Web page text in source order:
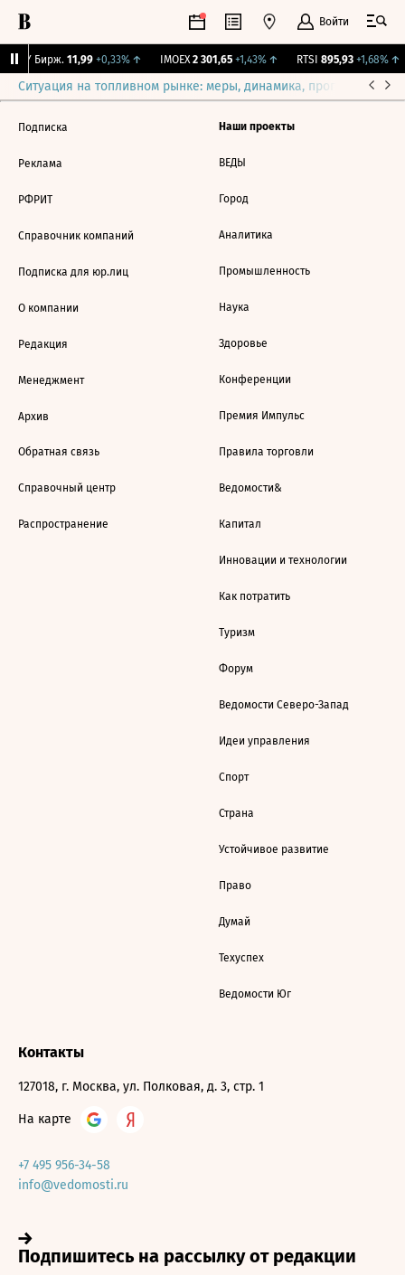
Войти
CNY Бирж. 11,99 +0,33%↑ IMOEX 2 301,65 +1,43%↑ RTSI 895,93 +1,68%↑
Ситуация на топливном рынке: меры, динамика, прогнозы
Подписка
Реклама
РФРИТ
Справочник компаний
Подписка для юр.лиц
О компании
Редакция
Менеджмент
Архив
Обратная связь
Справочный центр
Распространение
Наши проекты
ВЕДЫ
Город
Аналитика
Промышленность
Наука
Здоровье
Конференции
Премия Импульс
Правила торговли
Ведомости&
Капитал
Инновации и технологии
Как потратить
Туризм
Форум
Ведомости Северо-Запад
Идеи управления
Спорт
Страна
Устойчивое развитие
Право
Думай
Техуспех
Ведомости Юг
Контакты
127018, г. Москва, ул. Полковая, д. 3, стр. 1
На карте
+7 495 956-34-58
info@vedomosti.ru